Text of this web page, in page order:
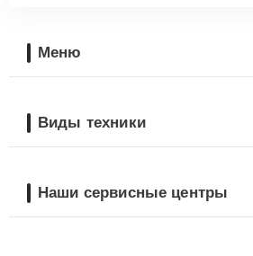
Меню
Виды техники
Наши сервисные центры